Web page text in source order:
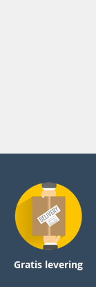
Gratis levering